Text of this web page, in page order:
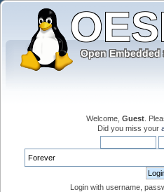
Welcome, Guest .
Did you miss your
Login with username,